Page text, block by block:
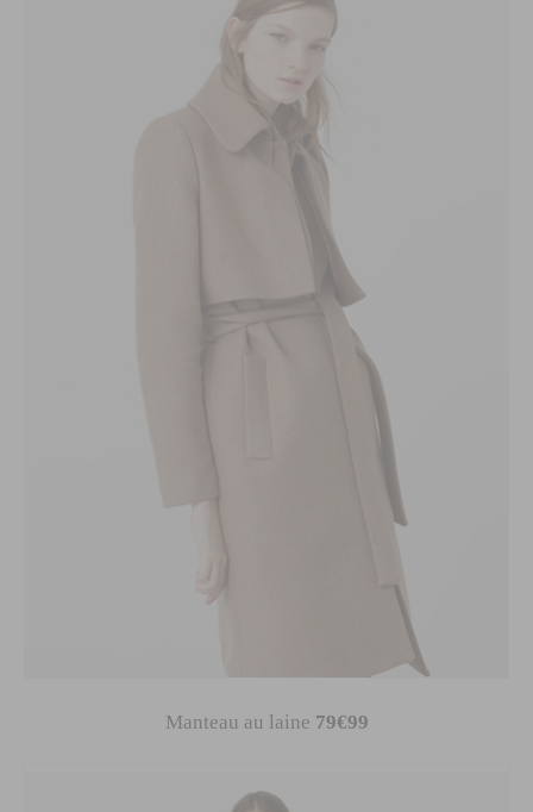
Manteau au laine 79€99